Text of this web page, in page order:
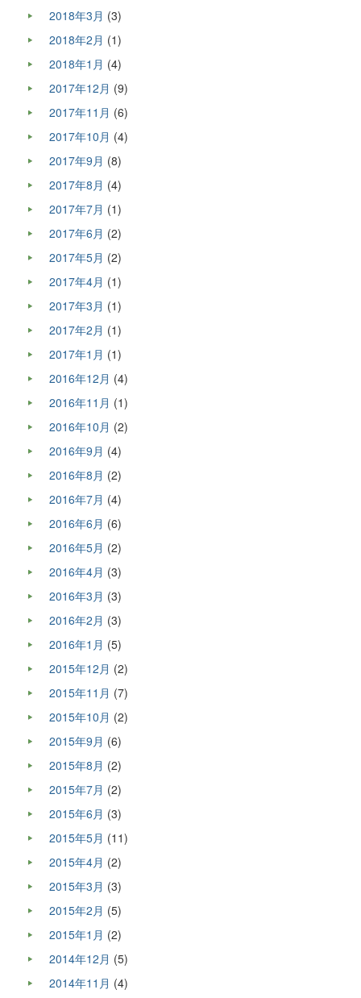
2018年3月 (3)
2018年2月 (1)
2018年1月 (4)
2017年12月 (9)
2017年11月 (6)
2017年10月 (4)
2017年9月 (8)
2017年8月 (4)
2017年7月 (1)
2017年6月 (2)
2017年5月 (2)
2017年4月 (1)
2017年3月 (1)
2017年2月 (1)
2017年1月 (1)
2016年12月 (4)
2016年11月 (1)
2016年10月 (2)
2016年9月 (4)
2016年8月 (2)
2016年7月 (4)
2016年6月 (6)
2016年5月 (2)
2016年4月 (3)
2016年3月 (3)
2016年2月 (3)
2016年1月 (5)
2015年12月 (2)
2015年11月 (7)
2015年10月 (2)
2015年9月 (6)
2015年8月 (2)
2015年7月 (2)
2015年6月 (3)
2015年5月 (11)
2015年4月 (2)
2015年3月 (3)
2015年2月 (5)
2015年1月 (2)
2014年12月 (5)
2014年11月 (4)